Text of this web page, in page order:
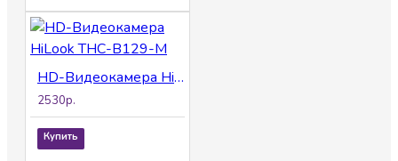
HD-Видеокамера HiLook THC-B129-M
2530р.
Купить